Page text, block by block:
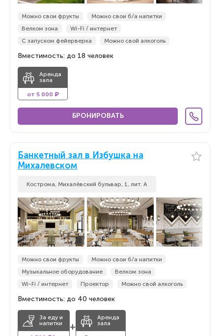
Можно свои фрукты
Можно свои б/а напитки
Велком зона
Wi-Fi / интернет
С запуском фейерверка
Можно свой алкоголь
Вместимость: до 18 человек
Аренда
зала
от 5 000 ₽
БРОНИРОВАТЬ
Банкетный зал в Избушка на
Михалевском
Кострома, Михалёвский бульвар, 1, лит. А
Можно свои фрукты
Можно свои б/а напитки
Музыкальное оборудование
Велком зона
Wi-Fi / интернет
Проектор Можно свой алкоголь
Вместимость: до 40 человек
За еду и
напитки
+
Аренда
зала